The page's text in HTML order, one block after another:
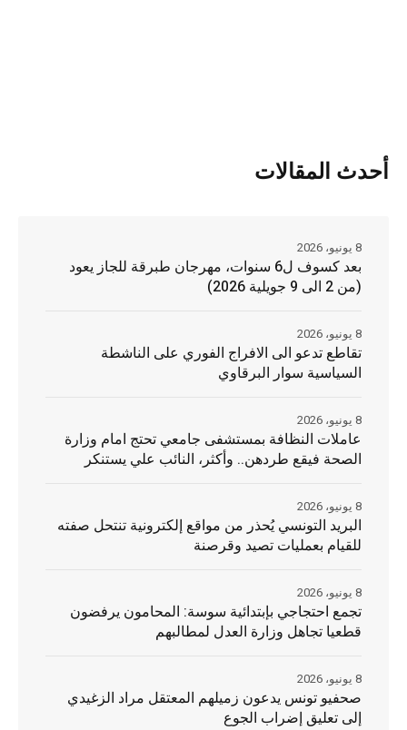
أحدث المقالات
بعد كسوف ل6 سنوات، مهرجان طبرقة للجاز يعود
(من 2 الى 9 جويلية 2026)
8 يونيو، 2026
تقاطع تدعو الى الافراج الفوري على الناشطة
السياسية سوار البرقاوي
8 يونيو، 2026
عاملات النظافة بمستشفى جامعي تحتج امام وزارة
الصحة فيقع طردهن.. وأكثر، النائب علي يستنكر
8 يونيو، 2026
البريد التونسي يُحذر من مواقع إلكترونية تنتحل صفته
للقيام بعمليات تصيد وقرصنة
8 يونيو، 2026
تجمع احتجاجي بإبتدائية سوسة: المحامون يرفضون
قطعيا تجاهل وزارة العدل لمطالبهم
8 يونيو، 2026
صحفيو تونس يدعون زميلهم المعتقل مراد الزغيدي
إلى تعليق إضراب الجوع
8 يونيو، 2026